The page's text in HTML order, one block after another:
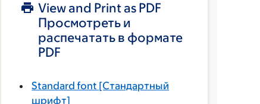
View and Print as PDF
Просмотреть и
распечатать в формате
PDF
Standard font [Стандартный
шрифт]